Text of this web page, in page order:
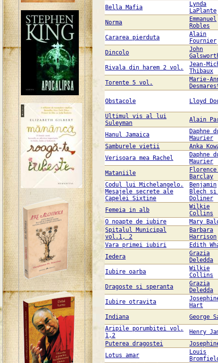
Bella Mafia
Lynda
LaPlante
Norma
Emmanuel
Robles
Cararea pierduta
Alain
Fournier
Dincolo
John
Rivala din harem 2 vol.
Jean-
Thibaux
Torente 5 vol.
Marie-
Obstacole Lloyd
Ultimul vis al lui
Suleyman
Alain
Hanul Jamaica
Daphne
Maurier
Samburele vietii
Anka
Verisoara mea Rachel
Daphne
Maurier
Mataniile
Barclay
Codul lui Michelangelo.
Mesajele secrete ale
Capelei Sixtine
Benjamin
Blech si
Doliner
Femeia in alb
Wilkie
Collins
O noapte de iubire
Mary
Spitalul Municipal
vol.1, 2
Barbara
Harrison
Vara primei iubiri
Edith
Iedera
Grazia
Deledda
Iubire oarba
Wilkie
Collins
Dragoste si speranta
Grazia
Deledda
Iubire otravita
Hart
Indiana
George
Aripile porumbitei vol.
1,2
Henry
Puterea dragostei
Lotus amar
Louis